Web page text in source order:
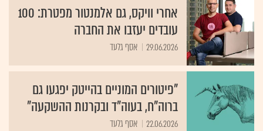
אחרי וויקס, גם אלמנטור מפטרת: 100
עובדים יעזבו את החברה
29.06.2026 אסף גלעד
"פיטורים המוניים בהייטק יפגעו גם
ברוה"ח, בעוה"ד ובקרנות ההשקעה"
22.06.2026 אסף גלעד